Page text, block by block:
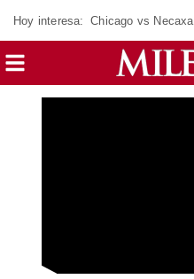
Hoy interesa: Chicago vs Necaxa